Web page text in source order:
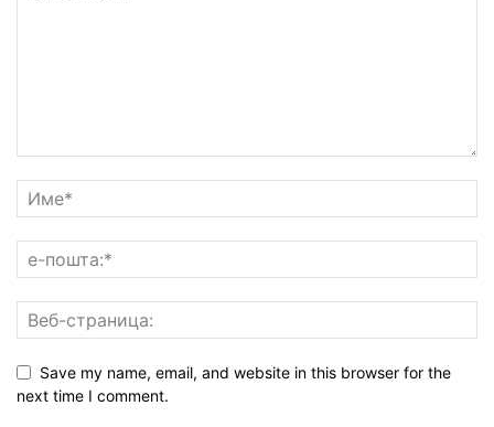
Save my name, email, and website in this browser for the
next time I comment.